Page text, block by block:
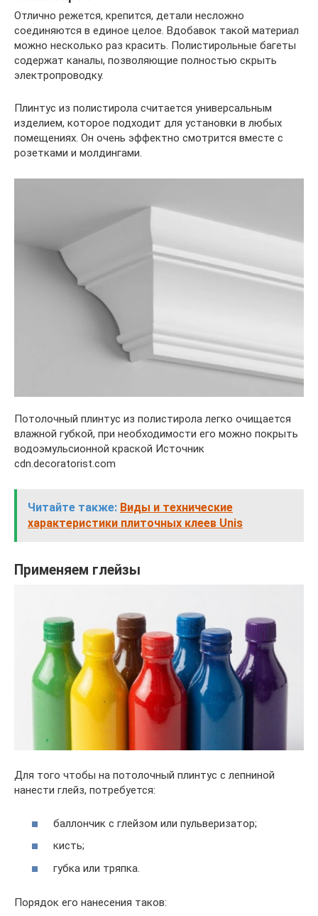
Отлично режется, крепится, детали несложно
соединяются в единое целое. Вдобавок такой материал
можно несколько раз красить. Полистирольные багеты
содержат каналы, позволяющие полностью скрыть
электропроводку.
Плинтус из полистирола считается универсальным
изделием, которое подходит для установки в любых
помещениях. Он очень эффектно смотрится вместе с
розетками и молдингами.
Потолочный плинтус из полистирола легко очищается
влажной губкой, при необходимости его можно покрыть
водоэмульсионной краской Источник
cdn.decoratorist.com
Читайте также: Виды и технические
характеристики плиточных клеев Unis
Применяем глейзы
Для того чтобы на потолочный плинтус с лепниной
нанести глейз, потребуется:
баллончик с глейзом или пульверизатор;
кисть;
губка или тряпка.
Порядок его нанесения таков: